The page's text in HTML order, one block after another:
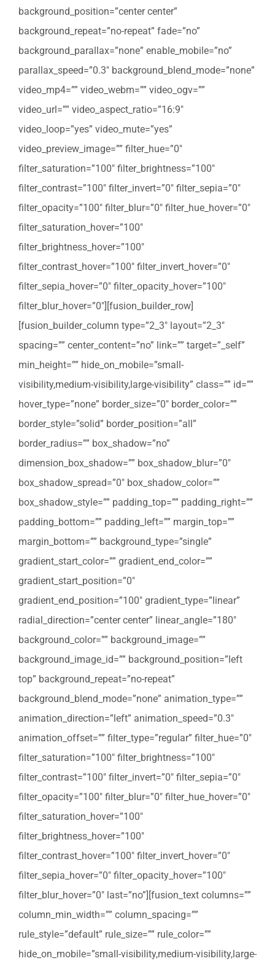
background_position=”center center”
background_repeat=”no-repeat” fade=”no”
background_parallax=”none” enable_mobile=”no”
parallax_speed=”0.3″ background_blend_mode=”none”
video_mp4=”” video_webm=”” video_ogv=””
video_url=”” video_aspect_ratio=”16:9″
video_loop=”yes” video_mute=”yes”
video_preview_image=”” filter_hue=”0″
filter_saturation=”100″ filter_brightness=”100″
filter_contrast=”100″ filter_invert=”0″ filter_sepia=”0″
filter_opacity=”100″ filter_blur=”0″ filter_hue_hover=”0″
filter_saturation_hover=”100″
filter_brightness_hover=”100″
filter_contrast_hover=”100″ filter_invert_hover=”0″
filter_sepia_hover=”0″ filter_opacity_hover=”100″
filter_blur_hover=”0″][fusion_builder_row]
[fusion_builder_column type=”2_3″ layout=”2_3″
spacing=”” center_content=”no” link=”” target=”_self”
min_height=”” hide_on_mobile=”small-
visibility,medium-visibility,large-visibility” class=”” id=””
hover_type=”none” border_size=”0″ border_color=””
border_style=”solid” border_position=”all”
border_radius=”” box_shadow=”no”
dimension_box_shadow=”” box_shadow_blur=”0″
box_shadow_spread=”0″ box_shadow_color=””
box_shadow_style=”” padding_top=”” padding_right=””
padding_bottom=”” padding_left=”” margin_top=””
margin_bottom=”” background_type=”single”
gradient_start_color=”” gradient_end_color=””
gradient_start_position=”0″
gradient_end_position=”100″ gradient_type=”linear”
radial_direction=”center center” linear_angle=”180″
background_color=”” background_image=””
background_image_id=”” background_position=”left
top” background_repeat=”no-repeat”
background_blend_mode=”none” animation_type=””
animation_direction=”left” animation_speed=”0.3″
animation_offset=”” filter_type=”regular” filter_hue=”0″
filter_saturation=”100″ filter_brightness=”100″
filter_contrast=”100″ filter_invert=”0″ filter_sepia=”0″
filter_opacity=”100″ filter_blur=”0″ filter_hue_hover=”0″
filter_saturation_hover=”100″
filter_brightness_hover=”100″
filter_contrast_hover=”100″ filter_invert_hover=”0″
filter_sepia_hover=”0″ filter_opacity_hover=”100″
filter_blur_hover=”0″ last=”no”][fusion_text columns=””
column_min_width=”” column_spacing=””
rule_style=”default” rule_size=”” rule_color=””
hide_on_mobile=”small-visibility,medium-visibility,large-